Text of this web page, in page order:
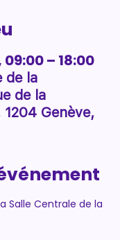
– 18:00
de la
de la
1204 Genève,
Salle Centrale de la